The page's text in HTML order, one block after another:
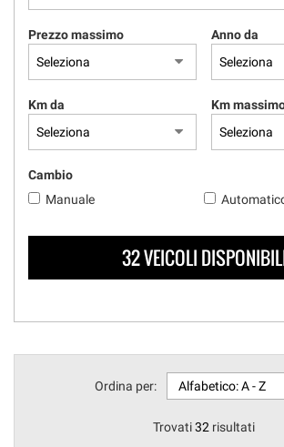
Prezzo massimo Anno da
Km da Km
Cambio
Manuale
32 VEICOLI
Ordina per:
Trovati32 risultati
di
questi
tracciamento
rimanda
cookie
policy.
rivedere